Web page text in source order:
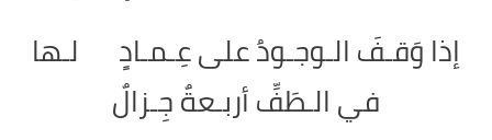
إذا وَقـفَ الـوجـودُ على عِـمـادٍ لـها
في الـطَفِّ أربـعةٌ جِـزالٌ